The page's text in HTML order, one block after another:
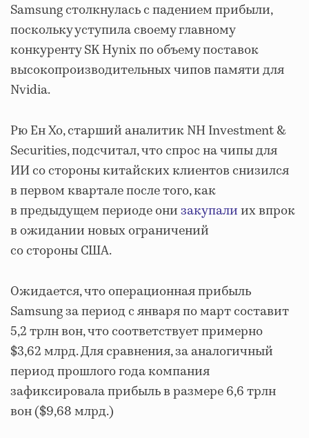
Samsung столкнулась с падением прибыли,
поскольку уступила своему главному
конкуренту SK Hynix по объему поставок
высокопроизводительных чипов памяти для
Nvidia.
Рю Ен Хо, старший аналитик NH Investment &
Securities, подсчитал, что спрос на чипы для
ИИ со стороны китайских клиентов снизился
в первом квартале после того, как
в предыдущем периоде онизакупалиих впрок
в ожидании новых ограничений
со стороны США.
Ожидается, что операционная прибыль
Samsung за период с января по март составит
5,2 трлн вон, что соответствует примерно
$3,62 млрд. Для сравнения, за аналогичный
период прошлого года компания
зафиксировала прибыль в размере 6,6 трлн
вон ($9,68 млрд.)